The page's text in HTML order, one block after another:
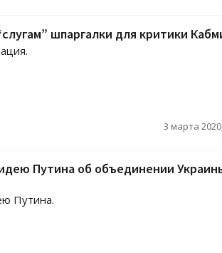
шпаргалки для критики
3 марта
Путина об объединении
Путина.